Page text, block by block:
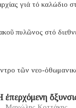
γιά τό καλώδιο
πυλῶνος στό
τῶν νεο-
ἐπερχόμενη